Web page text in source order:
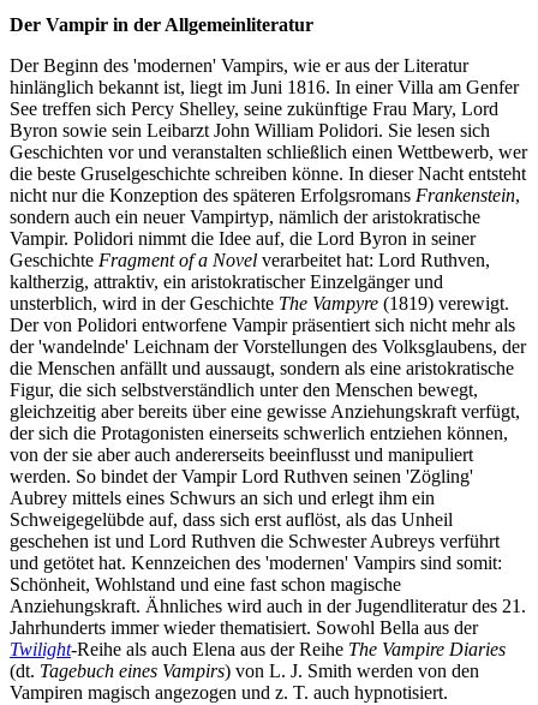
Der Vampir in der Allgemeinliteratur
Der Beginn des 'modernen' Vampirs, wie er aus der Literatur
hinlänglich bekannt ist, liegt im Juni 1816. In einer Villa am Genfer
See treffen sich Percy Shelley, seine zukünftige Frau Mary, Lord
Byron sowie sein Leibarzt John William Polidori. Sie lesen sich
Geschichten vor und veranstalten schließlich einen Wettbewerb, wer
die beste Gruselgeschichte schreiben könne. In dieser Nacht entsteht
nicht nur die Konzeption des späteren Erfolgsromans Frankenstein,
sondern auch ein neuer Vampirtyp, nämlich der aristokratische
Vampir. Polidori nimmt die Idee auf, die Lord Byron in seiner
Geschichte Fragment of a Novel verarbeitet hat: Lord Ruthven,
kaltherzig, attraktiv, ein aristokratischer Einzelgänger und
unsterblich, wird in der Geschichte The Vampyre (1819) verewigt.
Der von Polidori entworfene Vampir präsentiert sich nicht mehr als
der 'wandelnde' Leichnam der Vorstellungen des Volksglaubens, der
die Menschen anfällt und aussaugt, sondern als eine aristokratische
Figur, die sich selbstverständlich unter den Menschen bewegt,
gleichzeitig aber bereits über eine gewisse Anziehungskraft verfügt,
der sich die Protagonisten einerseits schwerlich entziehen können,
von der sie aber auch andererseits beeinflusst und manipuliert
werden. So bindet der Vampir Lord Ruthven seinen 'Zögling'
Aubrey mittels eines Schwurs an sich und erlegt ihm ein
Schweigegelübde auf, dass sich erst auflöst, als das Unheil
geschehen ist und Lord Ruthven die Schwester Aubreys verführt
und getötet hat. Kennzeichen des 'modernen' Vampirs sind somit:
Schönheit, Wohlstand und eine fast schon magische
Anziehungskraft. Ähnliches wird auch in der Jugendliteratur des 21.
Jahrhunderts immer wieder thematisiert. Sowohl Bella aus der
Twilight-Reihe als auch Elena aus der Reihe The Vampire Diaries
(dt. Tagebuch eines Vampirs) von L. J. Smith werden von den
Vampiren magisch angezogen und z. T. auch hypnotisiert.